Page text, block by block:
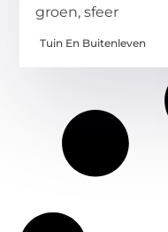
groen, sfeer
Tuin En Buitenleven